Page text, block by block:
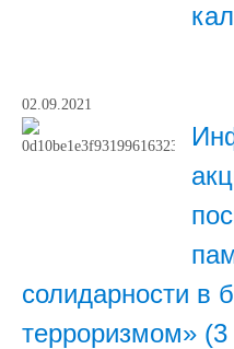
02.09.2021
солидарности в
терроризмом» (3